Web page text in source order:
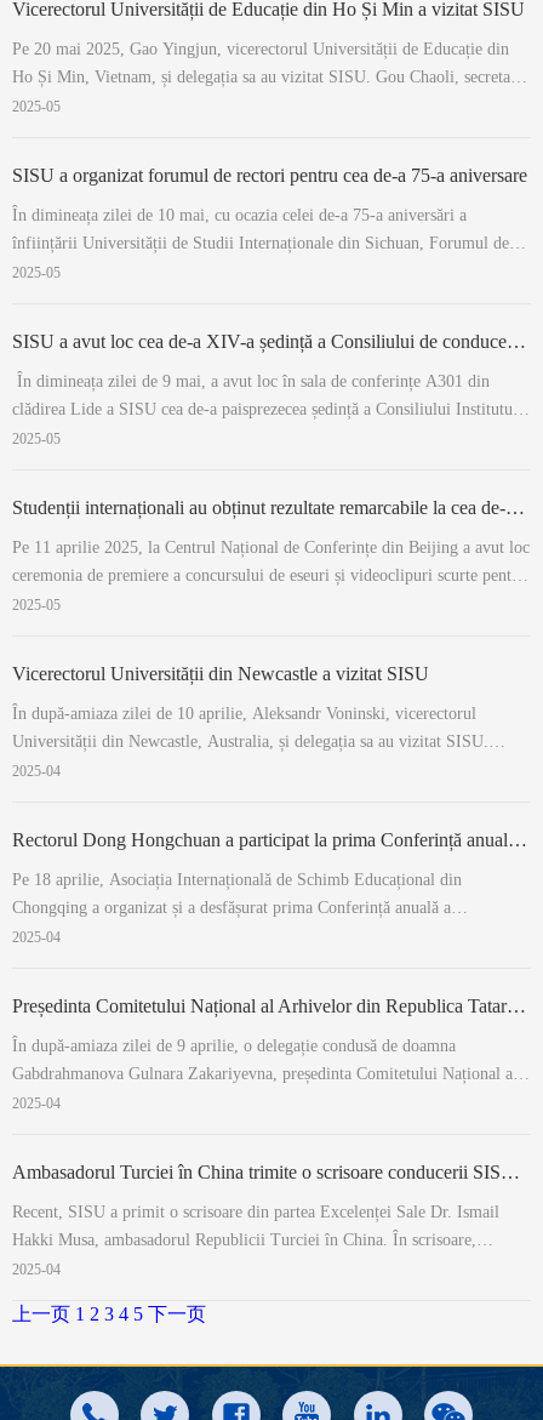
Vicerectorul Universității de Educație din Ho Și Min a vizitat SISU
Pe 20 mai 2025, Gao Yingjun, vicerectorul Universității de Educație din
Ho Și Min, Vietnam, și delegația sa au vizitat SISU. Gou Chaoli, secretar
adjunct al Comitetului de Partid al universității, s-a întâlnit cu oaspeții.
2025-05
SISU a organizat forumul de rectori pentru cea de-a 75-a aniversare
În dimineața zilei de 10 mai, cu ocazia celei de-a 75-a aniversări a
înființării Universității de Studii Internaționale din Sichuan, Forumul de
rectori cu tema „Transformarea și inovarea în educația în limbi străine în
2025-05
SISU a avut loc cea de-a XIV-a ședință a Consiliului de conducere al Institutului Confucius din cadrul Universității Lomé
În dimineața zilei de 9 mai, a avut loc în sala de conferințe A301 din
clădirea Lide a SISU cea de-a paisprezecea ședință a Consiliului Institutului
Confucius. Au participat la întâlnire vicepreședintele întâi al universității
2025-05
Studenții internaționali au obținut rezultate remarcabile la cea de-a VIII-a ediție a concursului de eseuri și videoclipuri scurte „Întâlnirea mea frumoasă cu China”
Pe 11 aprilie 2025, la Centrul Național de Conferințe din Beijing a avut loc
ceremonia de premiere a concursului de eseuri și videoclipuri scurte pentru
studenții internaționali în China, cu tema „Întâlnirea mea frumoasă cu
2025-05
Vicerectorul Universității din Newcastle a vizitat SISU
În după-amiaza zilei de 10 aprilie, Aleksandr Voninski, vicerectorul
Universității din Newcastle, Australia, și delegația sa au vizitat SISU.
Vicerectorul Yan Gongjun s-a întâlnit cu oaspeții. Yan Gongjun i-a urat
2025-04
Rectorul Dong Hongchuan a participat la prima Conferință anuală a Schimbului Internațional de Educație din Chongqing și a ținut un discurs principal
Pe 18 aprilie, Asociația Internațională de Schimb Educațional din
Chongqing a organizat și a desfășurat prima Conferință anuală a
Schimbului Internațional de Educație din Chongqing. Tema întâlnirii
2025-04
Președinta Comitetului Național al Arhivelor din Republica Tatarstan din Rusia a efectuat o vizită la SISU
În după-amiaza zilei de 9 aprilie, o delegație condusă de doamna
Gabdrahmanova Gulnara Zakariyevna, președinta Comitetului Național al
Arhivelor din Republica Tatarstan din Rusia, a efectuat o vizită la SISU.
2025-04
Ambasadorul Turciei în China trimite o scrisoare conducerii SISU, exprimând interes pentru extinderea cooperării educaționale
Recent, SISU a primit o scrisoare din partea Excelenței Sale Dr. Ismail
Hakki Musa, ambasadorul Republicii Turciei în China. În scrisoare,
ambasadorul Musa a recapitulat pe scurt rezultatele colaborării cu SISU pe
schimburilor ed...
2025-04
上一页 1 2 3 4 5 下一页